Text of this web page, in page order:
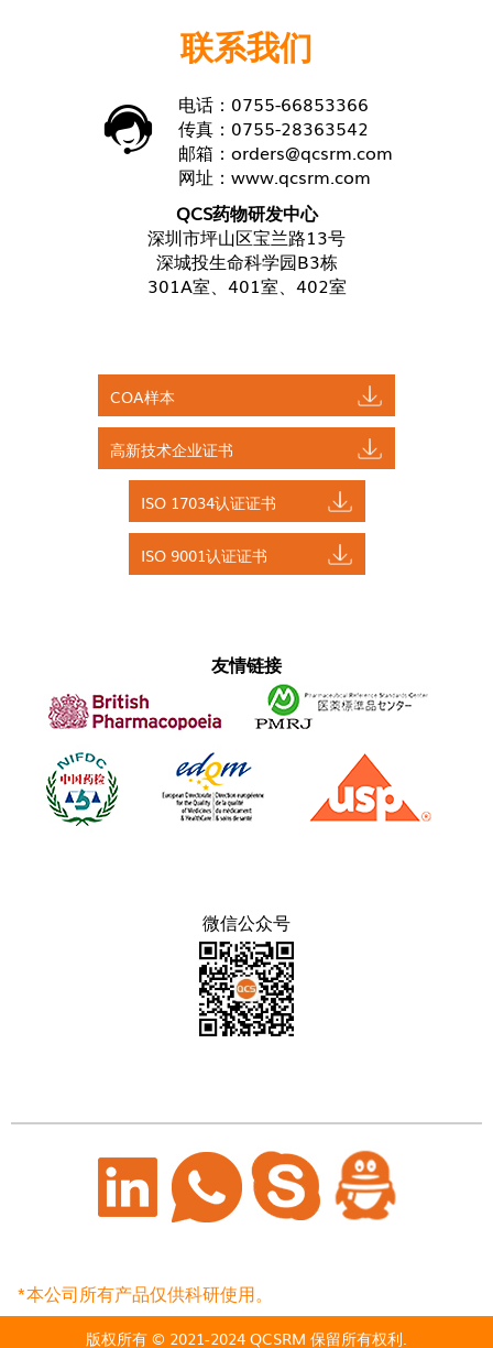
联系我们
电话：0755-66853366
传真：0755-28363542
邮箱： orders@qcsrm.com
网址： www.qcsrm.com
QCS药物研发中心
深圳市坪山区宝兰路13号
深城投生命科学园B3栋
301A室、401室、402室
COA样本
高新技术企业证书
ISO 17034认证证书
ISO 9001认证证书
友情链接
微信公众号
*本公司所有产品仅供科研使用。
版权所有 © 2021-2024 QCSRM 保留所有权利.